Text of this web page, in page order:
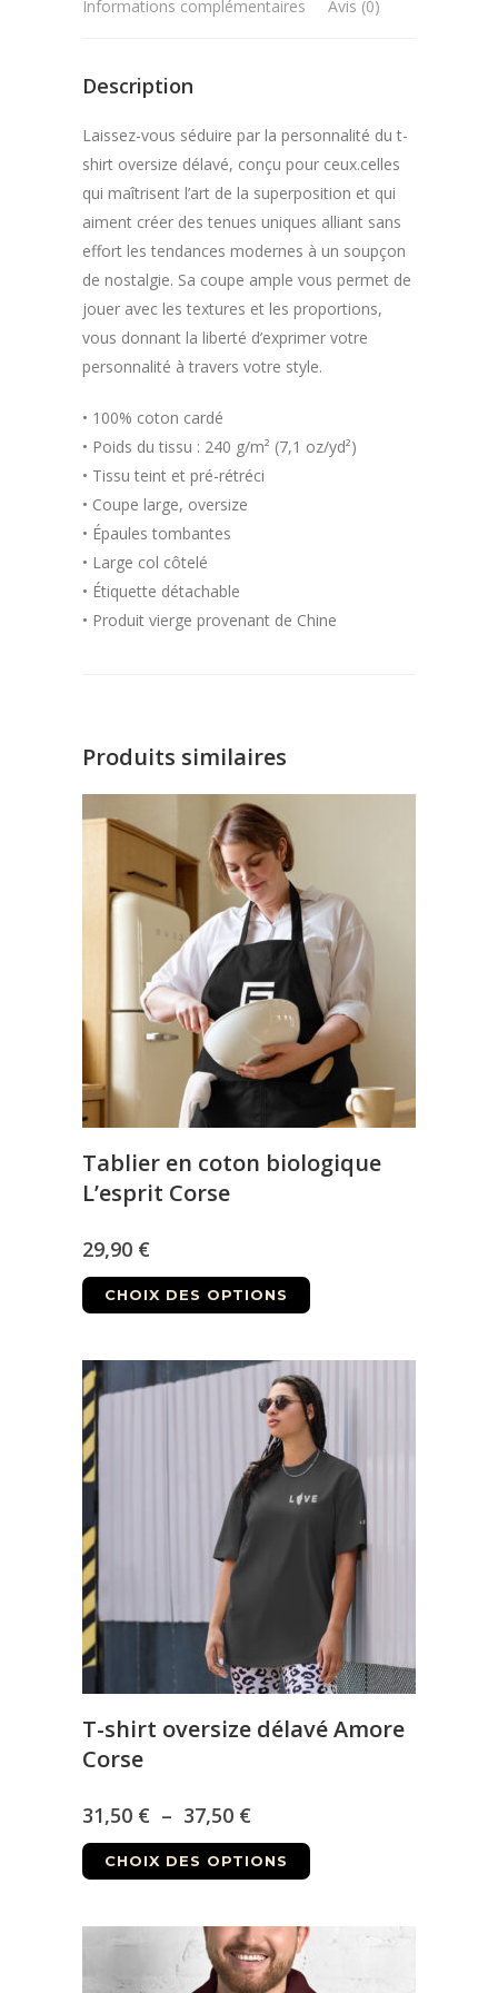
Informations complémentaires Avis (0)
Description
Laissez-vous séduire par la personnalité du t-
shirt oversize délavé, conçu pour ceux.celles
qui maîtrisent l’art de la superposition et qui
aiment créer des tenues uniques alliant sans
effort les tendances modernes à un soupçon
de nostalgie. Sa coupe ample vous permet de
jouer avec les textures et les proportions,
vous donnant la liberté d’exprimer votre
personnalité à travers votre style.
• 100% coton cardé
• Poids du tissu : 240 g/m² (7,1 oz/yd²)
• Tissu teint et pré-rétréci
• Coupe large, oversize
• Épaules tombantes
• Large col côtelé
• Étiquette détachable
• Produit vierge provenant de Chine
Produits similaires
Tablier en coton biologique
L’esprit Corse
29,90 €
CHOIX DES OPTIONS
Ce
produit
plusieurs
variations.
Les
options
peuvent
choisies
page
du
produit
T-shirt oversize délavé Amore
Corse
31,50 € – 37,50 €Plage
de
31,50 €
à
CHOIX DES OPTIONS
Ce
produit
plusieurs